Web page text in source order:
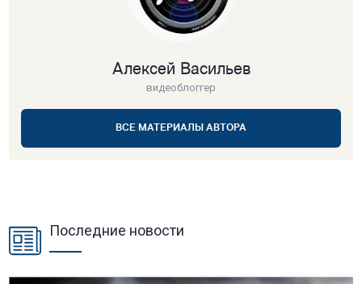
Алексей Васильев
видеоблоггер
ВСЕ МАТЕРИАЛЫ АВТОРА
Последние новости